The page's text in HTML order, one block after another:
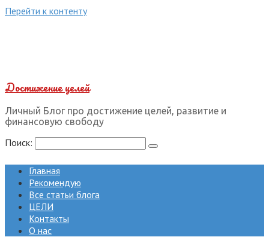
Перейти к контенту
Достижение целей
Личный Блог про достижение целей, развитие и
финансовую свободу
Поиск:
Главная
Рекомендую
Все статьи блога
ЦЕЛИ
Контакты
О нас